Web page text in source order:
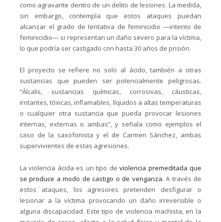
como agravante dentro de un delito de lesiones. La medida,
sin embargo, contempla que estos ataques puedan
alcanzar el grado de tentativa de feminicidio ―intento de
feminicidio― si representan un daño severo para la víctima,
lo que podría ser castigado con hasta 30 años de prisión.
El proyecto se refiere no solo al ácido, también a otras
sustancias que pueden ser potencialmente peligrosas.
“Álcalis, sustancias químicas, corrosivas, cáusticas,
irritantes, tóxicas, inflamables, líquidos a altas temperaturas
o cualquier otra sustancia que pueda provocar lesiones
internas, externas o ambas”, y señala como ejemplos el
caso de la saxofonista y el de Carmen Sánchez, ambas
supervivientes de estas agresiones.
La violencia ácida es un tipo deviolencia premeditada que
se produce a modo de castigo o de venganza. A través de
estos ataques, los agresores pretenden desfigurar o
lesionar a la víctima provocando un daño irreversible o
alguna discapacidad. Este tipo de violencia machista, en la